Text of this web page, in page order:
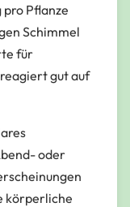
Pflanze
Schimmel
für
gut auf
oder
körperliche